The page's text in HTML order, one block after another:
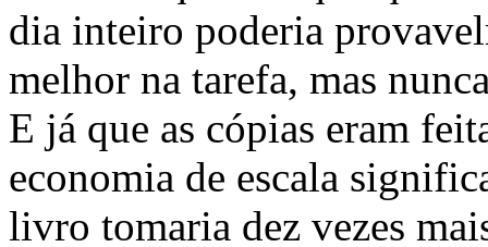
dia inteiro poderia
melhor na tarefa, mas
E já que as cópias eram
economia de escala
livro tomaria dez vezes